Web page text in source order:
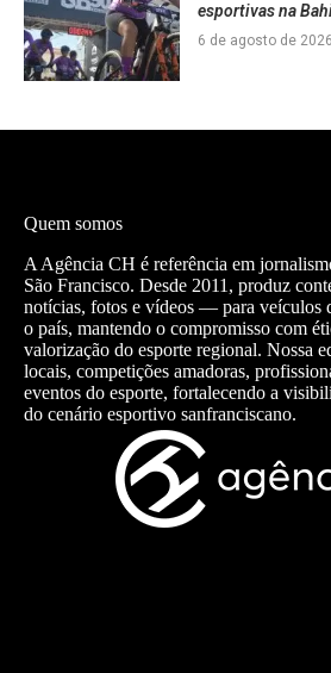
esportivas na
6 de agosto de 2026
Quem somos
A Agência CH é referência em
São Francisco. Desde 2011, produz
notícias, fotos e vídeos — para veículos
o país, mantendo o compromisso com
valorização do esporte regional. Nossa
locais, competições amadoras,
eventos do esporte, fortalecendo a
do cenário esportivo sanfranciscano.